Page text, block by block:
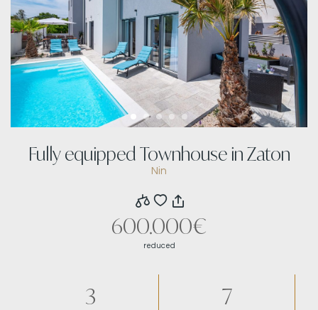
Fully equipped Townhouse in Zaton
Nin
600.000€
reduced
3 7